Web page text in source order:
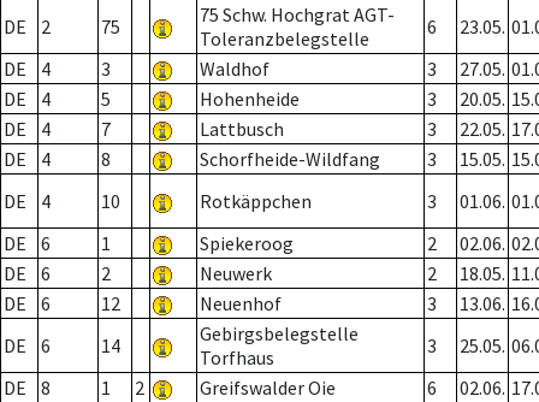
DE
2 75
75 Schw. Hochgrat AGT-
Toleranzbelegstelle
6 23.05.
DE
4 3 Waldhof 3 27.05.
DE
4 5 Hohenheide 3 20.05.
DE
4 7 Lattbusch 3 22.05.
DE
4 8 Schorfheide-Wildfang 3 15.05.
DE
4 10 Rotkäppchen 3 01.06.
DE
6 1 Spiekeroog 2 02.06.
DE
6 2 Neuwerk 2 18.05.
DE
6 12 Neuenhof 3 13.06.
DE
6 14
Gebirgsbelegstelle
Torfhaus
3 25.05.
DE
8 1 2 Greifswalder Oie 6 02.06.